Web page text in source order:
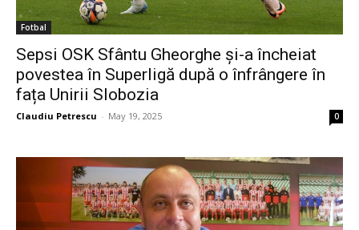
Fotbal
Sepsi OSK Sfântu Gheorghe și-a încheiat
povestea în Superligă după o înfrângere în
fața Unirii Slobozia
Claudiu Petrescu - May 19, 2025 0